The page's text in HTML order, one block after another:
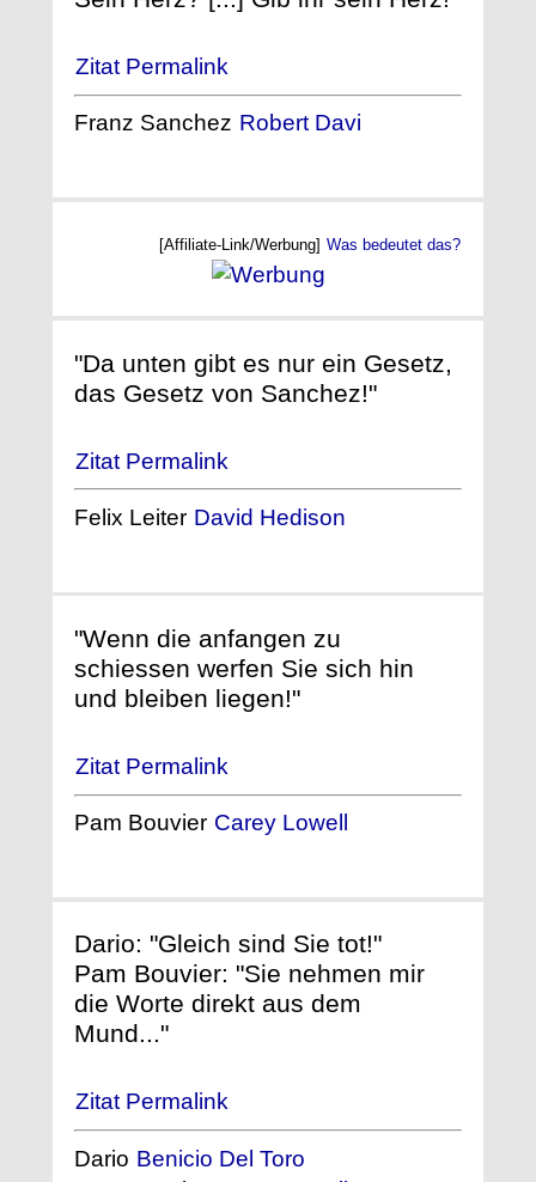
Zitat Permalink
Franz Sanchez Robert Davi
[Affiliate-Link/Werbung] Was bedeutet das?
"Da unten gibt es nur ein Gesetz,
das Gesetz von Sanchez!"
Zitat Permalink
Felix Leiter David Hedison
"Wenn die anfangen zu
schiessen werfen Sie sich hin
und bleiben liegen!"
Zitat Permalink
Pam Bouvier Carey Lowell
Dario: "Gleich sind Sie tot!"
Pam Bouvier: "Sie nehmen mir
die Worte direkt aus dem
Mund..."
Zitat Permalink
Dario Benicio Del Toro